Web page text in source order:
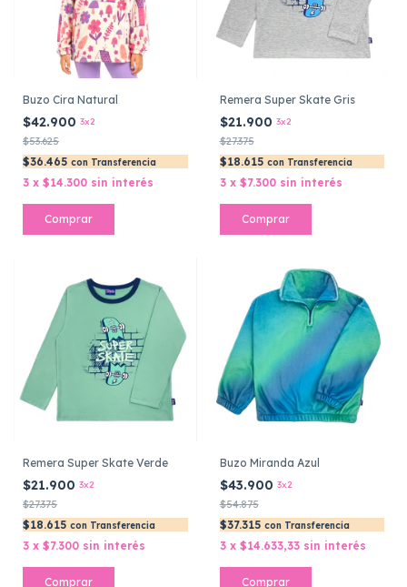
Buzo Cira Natural
$42.900 3x2
$53.625
$36.465 con Transferencia
3 x $14.300 sin interés
Comprar
Remera Super Skate Gris
$21.900 3x2
$27.375
$18.615 con Transferencia
3 x $7.300 sin interés
Comprar
Remera Super Skate Verde
$21.900 3x2
$27.375
$18.615 con Transferencia
3 x $7.300 sin interés
Comprar
Buzo Miranda Azul
$43.900 3x2
$54.875
$37.315 con Transferencia
3 x $14.633,33 sin interés
Comprar